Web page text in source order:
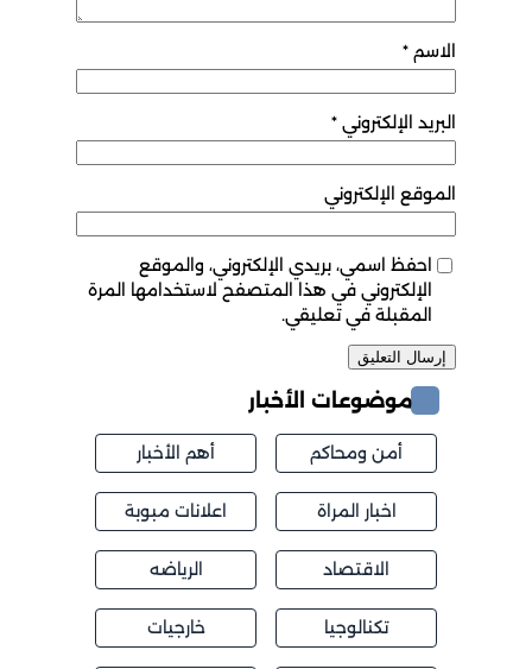
الاسم *
البريد الإلكتروني *
الموقع الإلكتروني
احفظ اسمي، بريدي الإلكتروني، والموقع
الإلكتروني في هذا المتصفح لاستخدامها المرة
المقبلة في تعليقي.
موضوعات الأخبار
أمن ومحاكم أهم الأخبار
اخبار المراة اعلانات مبوبة
الاقتصاد الرياضه
تكنالوجيا خارجيات